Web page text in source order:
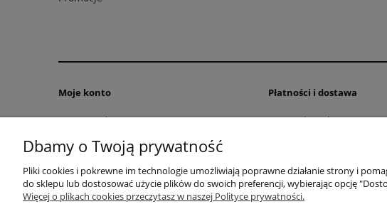
Moje konto
Twoje zamówienia
Ustawienia konta
Płatności i dostawa
Formy płatności
F.U.H. "VEGA" Magdalena Cichecka | ul. Przemysłowa
Dbamy o Twoją prywatność
Pliki cookies i pokrewne im technologie umożliwiają poprawne działanie strony i
do sklepu lub dostosować użycie plików do swoich preferencji, wybierając opcję
Więcej o plikach cookies przeczytasz w naszej Polityce prywatności.